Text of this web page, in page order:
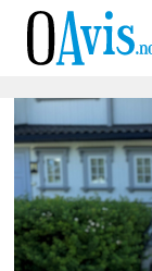
Emne:
helene
jahren